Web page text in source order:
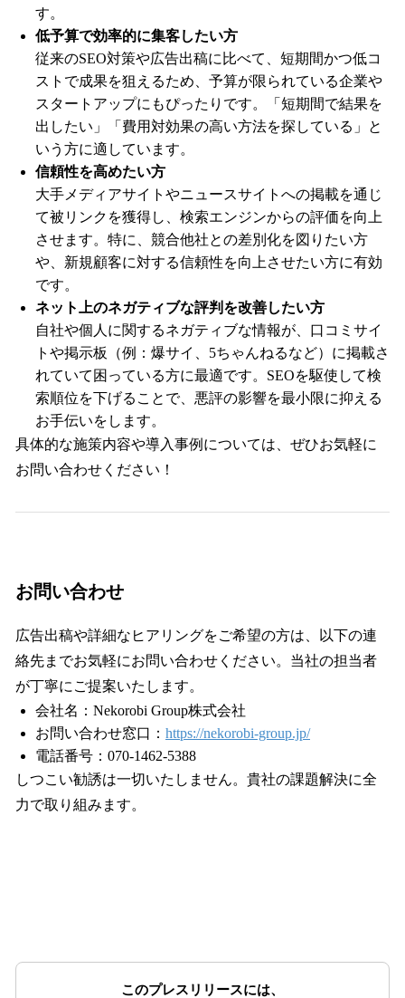
す。
低予算で効率的に集客したい方
従来のSEO対策や広告出稿に比べて、短期間かつ低コ
ストで成果を狙えるため、予算が限られている企業や
スタートアップにもぴったりです。「短期間で結果を
出したい」「費用対効果の高い方法を探している」と
いう方に適しています。
信頼性を高めたい方
大手メディアサイトやニュースサイトへの掲載を通じ
て被リンクを獲得し、検索エンジンからの評価を向上
させます。特に、競合他社との差別化を図りたい方
や、新規顧客に対する信頼性を向上させたい方に有効
です。
ネット上のネガティブな評判を改善したい方
自社や個人に関するネガティブな情報が、口コミサイ
トや掲示板（例：爆サイ、5ちゃんねるなど）に掲載さ
れていて困っている方に最適です。SEOを駆使して検
索順位を下げることで、悪評の影響を最小限に抑える
お手伝いをします。
具体的な施策内容や導入事例については、ぜひお気軽に
お問い合わせください！
お問い合わせ
広告出稿や詳細なヒアリングをご希望の方は、以下の連
絡先までお気軽にお問い合わせください。当社の担当者
が丁寧にご提案いたします。
会社名：Nekorobi Group株式会社
お問い合わせ窓口： https://nekorobi-group.jp/
電話番号：070-1462-5388
しつこい勧誘は一切いたしません。貴社の課題解決に全
力で取り組みます。
このプレスリリースには、